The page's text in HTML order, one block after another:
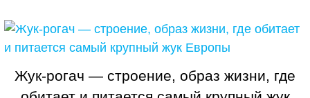
Жук-рогач — строение, образ жизни, где